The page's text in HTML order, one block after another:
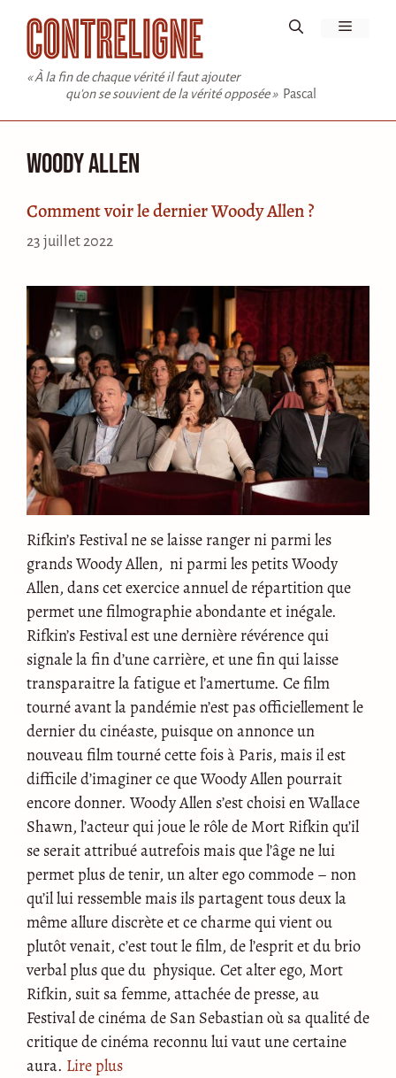
contenu
« À la fin de chaque vérité il faut ajouter
qu'on se souvient de la vérité opposée » Pascal
Menu
Woody Allen
Comment voir le dernier Woody Allen ?
23 juillet 2022
Rifkin’s Festival ne se laisse ranger ni parmi les
grands Woody Allen, ni parmi les petits Woody
Allen, dans cet exercice annuel de répartition que
permet une filmographie abondante et inégale.
Rifkin’s Festival est une dernière révérence qui
signale la fin d’une carrière, et une fin qui laisse
transparaitre la fatigue et l’amertume. Ce film
tourné avant la pandémie n’est pas officiellement le
dernier du cinéaste, puisque on annonce un
nouveau film tourné cette fois à Paris, mais il est
difficile d’imaginer ce que Woody Allen pourrait
encore donner. Woody Allen s’est choisi en Wallace
Shawn, l’acteur qui joue le rôle de Mort Rifkin qu’il
se serait attribué autrefois mais que l’âge ne lui
permet plus de tenir, un alter ego commode – non
qu’il lui ressemble mais ils partagent tous deux la
même allure discrète et ce charme qui vient ou
plutôt venait, c’est tout le film, de l’esprit et du brio
verbal plus que du physique. Cet alter ego, Mort
Rifkin, suit sa femme, attachée de presse, au
Festival de cinéma de San Sebastian où sa qualité de
critique de cinéma reconnu lui vaut une certaine
aura. Lire plus